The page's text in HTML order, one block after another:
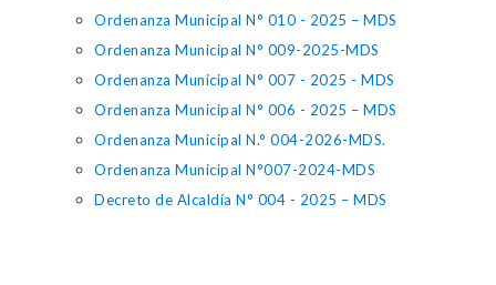
Ordenanza Municipal N° 010 - 2025 – MDS
Ordenanza Municipal N° 009-2025-MDS
Ordenanza Municipal N° 007 - 2025 - MDS
Ordenanza Municipal N° 006 - 2025 – MDS
Ordenanza Municipal N.° 004-2026-MDS.
Ordenanza Municipal N°007-2024-MDS
Decreto de Alcaldía N° 004 - 2025 – MDS